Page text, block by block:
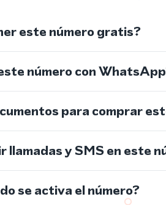
este número gratis?
número con
para comprar
llamadas y SMS en este
se activa el número?